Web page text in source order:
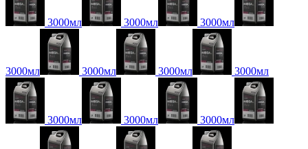
3000мл 3000мл 3000мл
3000мл 3000мл 3000мл 3000мл
3000мл 3000мл 3000мл